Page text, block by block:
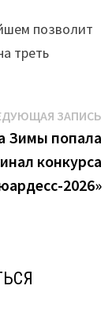
позволит
треть
ЗАПИСЬ
Зимы попала
конкурса
2026»